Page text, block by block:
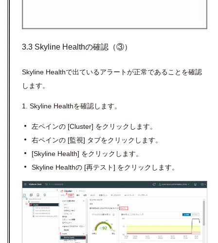
3.3 Skyline Healthの確認（③）
Skyline Healthで出ているアラートが正常であることを確認
します。
1. Skyline Healthを確認します。
左ペインの [Cluster] をクリックします。
右ペインの [監視] タブをクリックします。
[Skyline Health] をクリックします。
Skyline Healthの [再テスト] をクリックします。